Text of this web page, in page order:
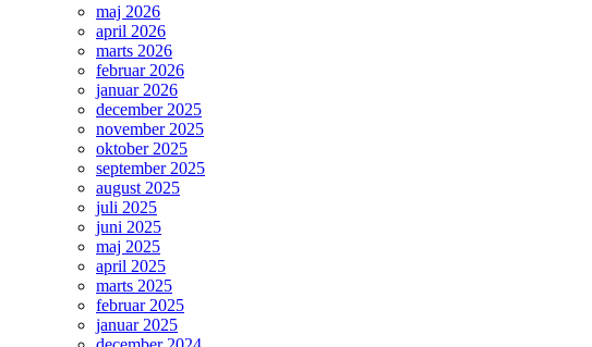
maj 2026
april 2026
marts 2026
februar 2026
januar 2026
december 2025
november 2025
oktober 2025
september 2025
august 2025
juli 2025
juni 2025
maj 2025
april 2025
marts 2025
februar 2025
januar 2025